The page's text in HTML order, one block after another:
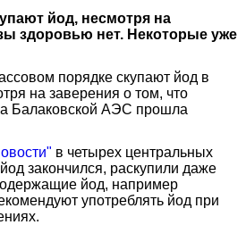
йод, несмотря на
здоровью нет. Некоторые уже
порядке скупают йод в
на заверения о том, что
Балаковской АЭС прошла
в четырех центральных
закончился, раскупили даже
йод, например
употреблять йод при